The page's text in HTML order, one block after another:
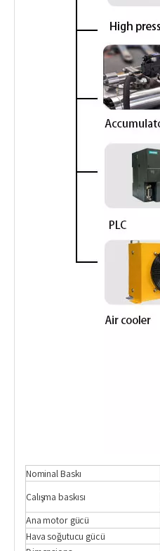
Nominal Baskı
Çalışma baskısı
Ana motor gücü
Hava soğutucu gücü